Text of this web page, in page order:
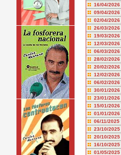
16/04/2026
09/04/2026
02/04/2026
26/03/2026
19/03/2026
12/03/2026
06/03/2026
28/02/2026
20/02/2026
12/02/2026
06/02/2026
30/01/2026
23/01/2026
15/01/2026
01/01/2026
06/11/2025
23/10/2025
20/10/2025
16/10/2025
01/05/2025